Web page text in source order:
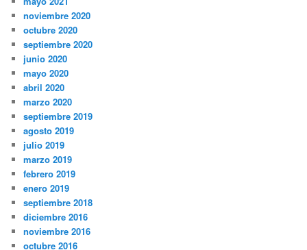
noviembre 2020
octubre 2020
septiembre 2020
junio 2020
mayo 2020
abril 2020
marzo 2020
septiembre 2019
agosto 2019
julio 2019
marzo 2019
febrero 2019
enero 2019
septiembre 2018
diciembre 2016
noviembre 2016
octubre 2016